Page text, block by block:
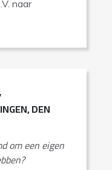
naar
DEN
om een eigen